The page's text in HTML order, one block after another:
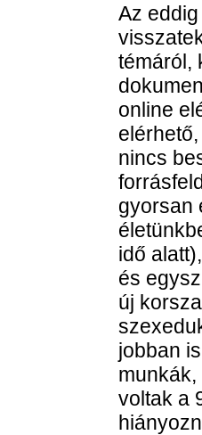
Az
témáról,
online
nincs
gyorsan
idő
és
új
jobban
voltak a